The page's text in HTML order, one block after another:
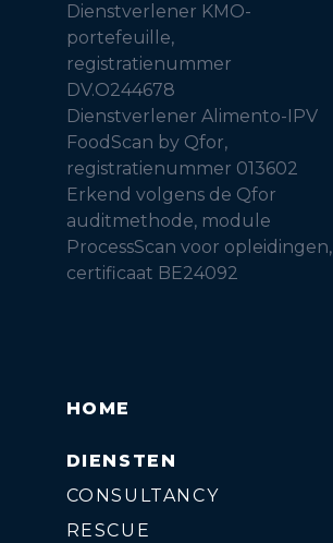
Dienstverlener KMO-
portefeuille,
registratienummer
DV.O244678
Dienstverlener Alimento-IPV
FoodScan by Qfor,
registratienummer 013602
Erkend volgens de Qfor
auditmethode, module
ProcessScan voor opleidingen,
certificaat BE24092
HOME
DIENSTEN
CONSULTANCY
RESCUE